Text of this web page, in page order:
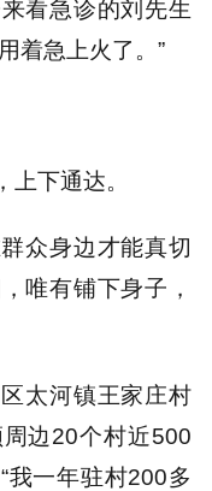
看急诊的刘先生
着急上火了。”
下通达。
众身边才能真切
唯有铺下身子，
太河镇王家庄村
边20个村近500
我一年驻村200多